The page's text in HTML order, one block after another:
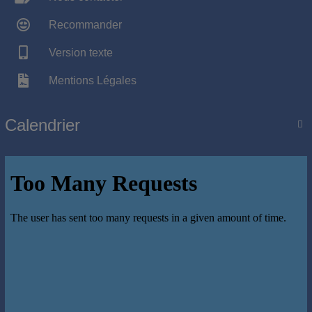
Recommander
Version texte
Mentions Légales

Calendrier